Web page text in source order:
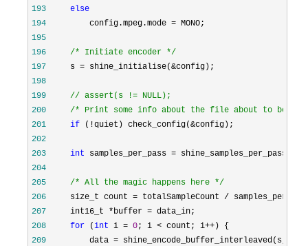
193
else
194
         config.mpeg.mode =
195
196
/* Initiate encoder */
197
     s = shine_initialise(&
198
199
// assert(s != NULL);
200
/* Print some info about the file about to be
201
if (!quiet) check_config(&
202
203
int samples_per_pass = shine_samples_per_pass(s)
204
205
/* All the magic happens here */
206
     size_t count = totalSampleCount /
207
     int16_t *buffer =
208
for (int i = 0; i < count; i++
209
data = shine_encode_buffer_interleaved(s,